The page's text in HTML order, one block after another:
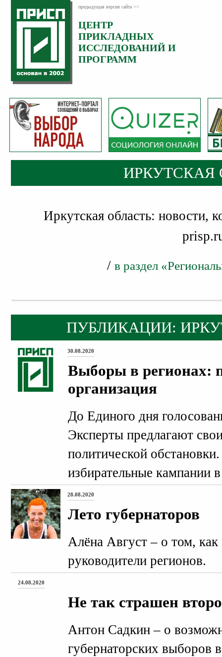
предыдущая версия сайта >>
ЦЕНТР
ПРИКЛАДНЫХ
ИССЛЕДОВАНИЙ И
ПРОГРАММ
ИРКУТСКАЯ
Иркутская область: новости,
/ в раздел
ПУБЛИКАЦИИ:
30.08.2020
Выборы в регионах:
организация
До Единого дня
Эксперты предлагают
политической
избирательные кампании
28.08.2020
Лето губернаторов
Алёна Август – о том, как
руководители регионов.
24.08.2020
Не так страшен
Антон Садкин – о
губернаторских выборов